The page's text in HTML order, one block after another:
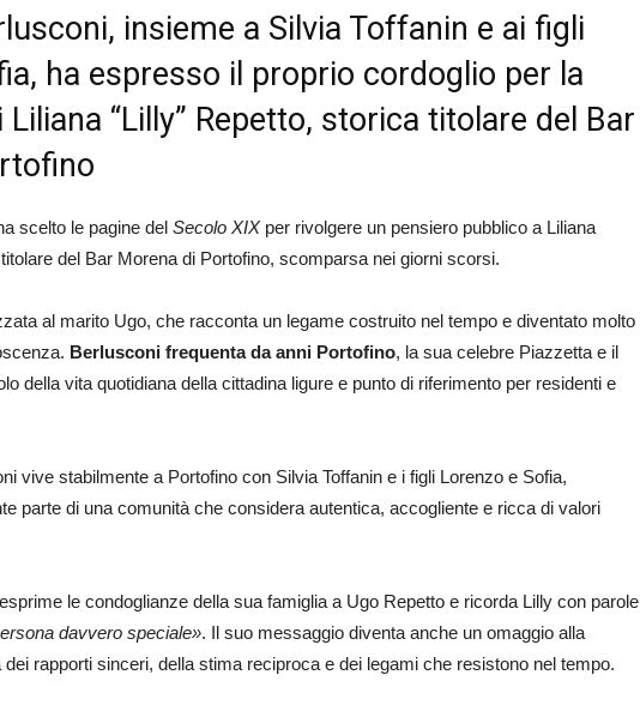
insieme a Silvia Toffanin e ai figli
ha espresso il proprio cordoglio per la
“Lilly” Repetto, storica titolare del Bar
scelto le pagine del Secolo XIXper rivolgere un pensiero pubblico a Liliana
del Bar Morena di Portofino, scomparsa nei giorni scorsi.
al marito Ugo, che racconta un legame costruito nel tempo e diventato molto
Berlusconi frequenta da anni Portofino, la sua celebre Piazzetta e il
della vita quotidiana della cittadina ligure e punto di riferimento per residenti e
vive stabilmente a Portofino con Silvia Toffanin e i figli Lorenzo e Sofia,
parte di una comunità che considera autentica, accogliente e ricca di valori
le condoglianze della sua famiglia a Ugo Repetto e ricorda Lilly con parole
davvero speciale». Il suo messaggio diventa anche un omaggio alla
dei rapporti sinceri, della stima reciproca e dei legami che resistono nel tempo.